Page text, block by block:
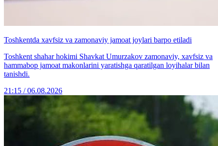
Toshkentda xavfsiz va zamonaviy jamoat joylari barpo etiladi
Toshkent shahar hokimi Shavkat Umurzakov zamonaviy, xavfsiz va
hammabop jamoat makonlarini yaratishga qaratilgan loyihalar bilan
tanishdi.
21:15 / 06.08.2026